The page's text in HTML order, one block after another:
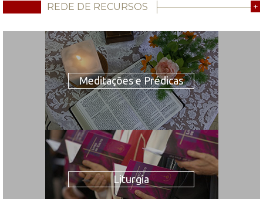
REDE DE RECURSOS +
Meditações e Prédicas
Liturgia